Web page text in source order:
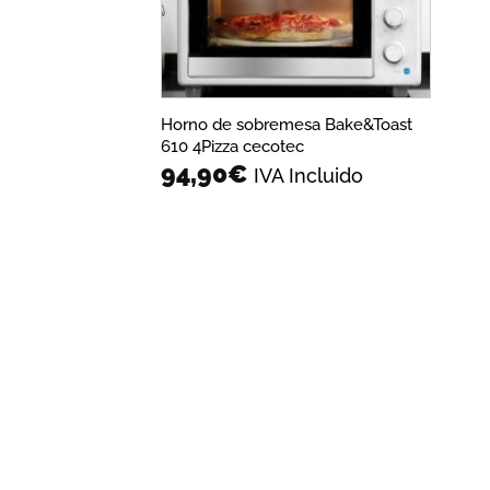
Horno de sobremesa Bake&Toast
610 4Pizza cecotec
94,90€ IVA Incluido